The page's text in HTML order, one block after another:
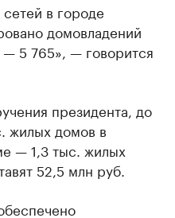
в городе
домовладений
— 5 765», — говорится
президента, до
жилых домов в
— 1,3 тыс. жилых
52,5 млн руб.